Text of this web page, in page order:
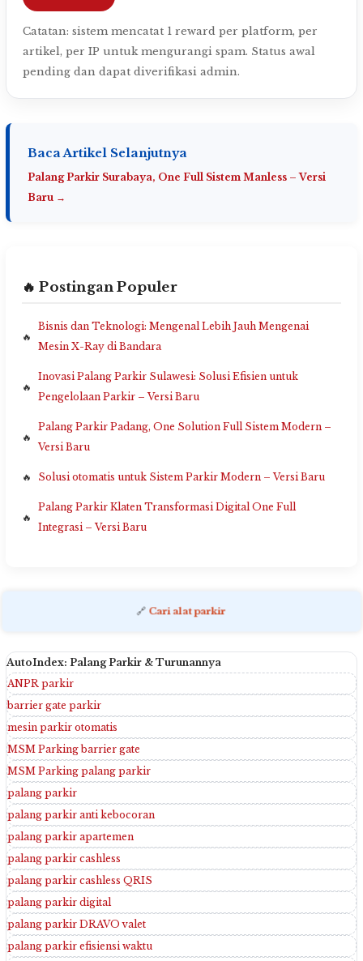
Catatan: sistem mencatat 1 reward per platform, per
artikel, per IP untuk mengurangi spam. Status awal
pending dan dapat diverifikasi admin.
Baca Artikel Selanjutnya
Palang Parkir Surabaya, One Full Sistem Manless – Versi
Baru →
🔥 Postingan Populer
Bisnis dan Teknologi: Mengenal Lebih Jauh Mengenai
Mesin X-Ray di Bandara
Inovasi Palang Parkir Sulawesi: Solusi Efisien untuk
Pengelolaan Parkir – Versi Baru
Palang Parkir Padang, One Solution Full Sistem Modern –
Versi Baru
Solusi otomatis untuk Sistem Parkir Modern – Versi Baru
Palang Parkir Klaten Transformasi Digital One Full
Integrasi – Versi Baru
🔗 Cari alat parkir
AutoIndex: Palang Parkir & Turunannya
ANPR parkir
barrier gate parkir
mesin parkir otomatis
MSM Parking barrier gate
MSM Parking palang parkir
palang parkir
palang parkir anti kebocoran
palang parkir apartemen
palang parkir cashless
palang parkir cashless QRIS
palang parkir digital
palang parkir DRAVO valet
palang parkir efisiensi waktu